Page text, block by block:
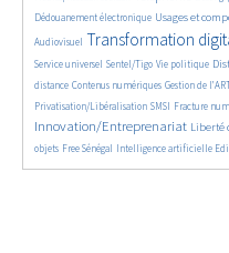
Dédouanement électronique
1368/5815 Usages et
1056/5815
565/5815
Audiovisuel
3888/5815Transformation
386/5815
191/5815
329/5815
Service universel
681/5815 Sentel/Tigo
188/5815 Vie politique
1969/5815
34/5815
735/5815
distance
798/5815Contenus numériques
608/5815 Gestion de
178/5815
2168/5815
544/5815
Privatisation/Libéralisation
145/5815 SMSI
487/5815 Fracture
2820/5815
Innovation/Entreprenariat
1478/5815 Liberté
48/5815
objets
178/5815Free Sénégal
963/5815 Intelligence artificielle
196/5815
71/5815
24/5815